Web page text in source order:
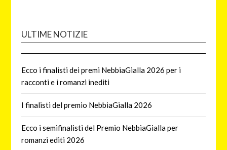
ULTIME NOTIZIE
Ecco i finalisti dei premi NebbiaGialla 2026 per i
racconti e i romanzi inediti
I finalisti del premio NebbiaGialla 2026
Ecco i semifinalisti del Premio NebbiaGialla per
romanzi editi 2026